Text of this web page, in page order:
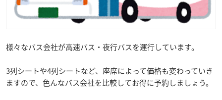
様々なバス会社が高速バス・夜行バスを運行しています。
3列シートや4列シートなど、座席によって価格も変わっていき
ますので、色んなバス会社を比較してお得に予約しましょう。